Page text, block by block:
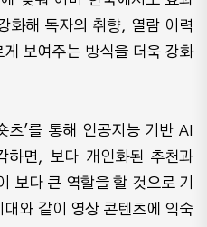
화해 독자의 취향, 열람 이력
보여주는 방식을 더욱 강화
츠'를 통해 인공지능 기반 AI
하면, 보다 개인화된 추천과
보다 큰 역할을 할 것으로 기
와 같이 영상 콘텐츠에 익숙